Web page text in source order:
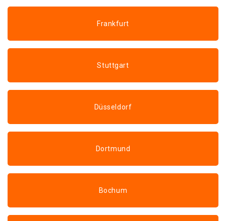
Frankfurt
Stuttgart
Düsseldorf
Dortmund
Bochum